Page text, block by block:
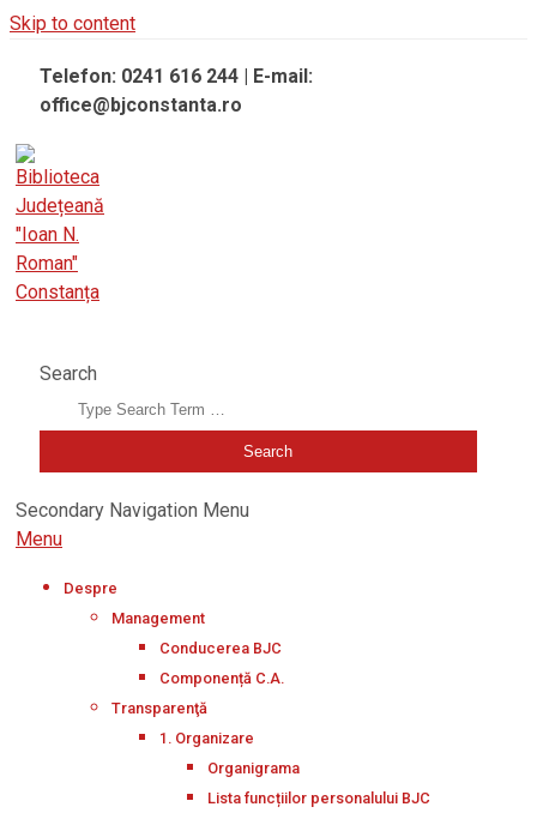
Skip to content
Telefon: 0241 616 244 | E-mail:
office@bjconstanta.ro
Search
Secondary Navigation Menu
Menu
Despre
Management
Conducerea BJC
Componență C.A.
Transparenţă
1. Organizare
Organigrama
Lista funcțiilor personalului BJC